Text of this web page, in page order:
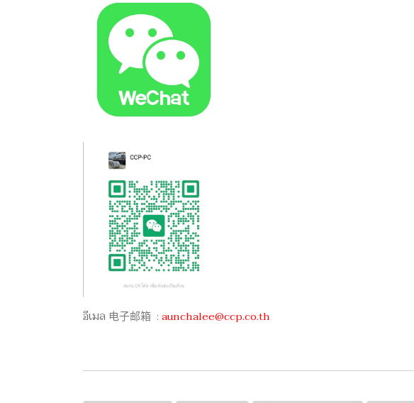
อีเมล 电子邮箱 :aunchalee@ccp.co.th